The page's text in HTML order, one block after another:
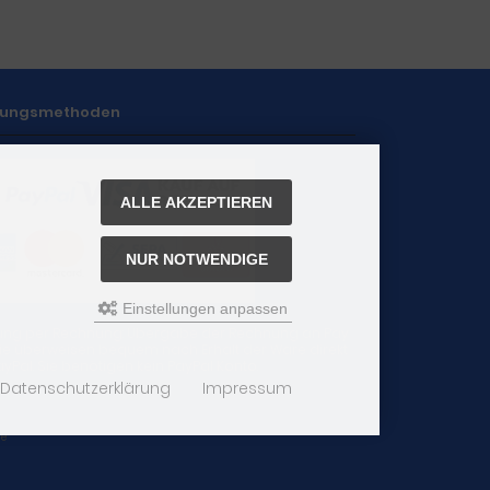
ALLE AKZEPTIEREN
NUR NOTWENDIGE
Einstellungen anpassen
Datenschutzerklärung Impressum